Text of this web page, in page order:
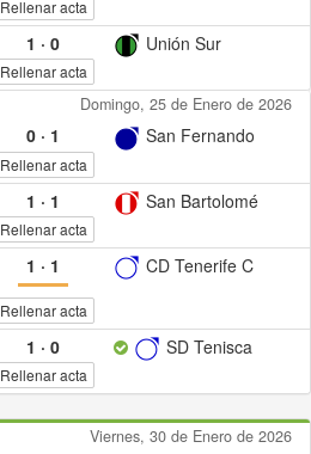
Rellenar acta
1 · 0 Unión Sur
Rellenar acta
Domingo, 25 de Enero de 2026
0· 1 San Fernando
Rellenar acta
1 · 1 San Bartolomé
Rellenar acta
1 · 1 CD Tenerife C
Rellenar acta
1 · 0 SD Tenisca
Rellenar acta
Viernes, 30 de Enero de 2026